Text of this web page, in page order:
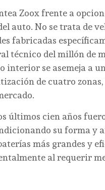
Zoox frente a
auto. No se trata de
fabricadas
técnico del millón de
interior se asemeja a
de cuatro
últimos cien años
su forma y
más grandes y
al requerir